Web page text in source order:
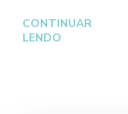
CONTINUAR
LENDO